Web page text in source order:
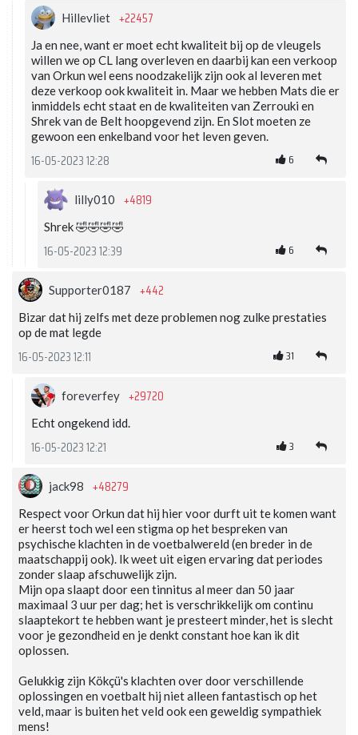
Hillevliet +22457
Ja en nee, want er moet echt kwaliteit bij op de vleugels
willen we op CL lang overleven en daarbij kan een verkoop
van Orkun wel eens noodzakelijk zijn ook al leveren met
deze verkoop ook kwaliteit in. Maar we hebben Mats die er
inmiddels echt staat en de kwaliteiten van Zerrouki en
Shrek van de Belt hoopgevend zijn. En Slot moeten ze
gewoon een enkelband voor het leven geven.
16-05-2023 12:28 6
lilly010 +4819
Shrek 🤣🤣🤣🤣
16-05-2023 12:39 6
Supporter0187 +442
Bizar dat hij zelfs met deze problemen nog zulke prestaties
op de mat legde
16-05-2023 12:11 31
foreverfey +29720
Echt ongekend idd.
16-05-2023 12:21 3
jack98 +48279
Respect voor Orkun dat hij hier voor durft uit te komen want
er heerst toch wel een stigma op het bespreken van
psychische klachten in de voetbalwereld (en breder in de
maatschappij ook). Ik weet uit eigen ervaring dat periodes
zonder slaap afschuwelijk zijn.
Mijn opa slaapt door een tinnitus al meer dan 50 jaar
maximaal 3 uur per dag; het is verschrikkelijk om continu
slaaptekort te hebben want je presteert minder, het is slecht
voor je gezondheid en je denkt constant hoe kan ik dit
oplossen.
Gelukkig zijn Kökçü's klachten over door verschillende
oplossingen en voetbalt hij niet alleen fantastisch op het
veld, maar is buiten het veld ook een geweldig sympathiek
mens!